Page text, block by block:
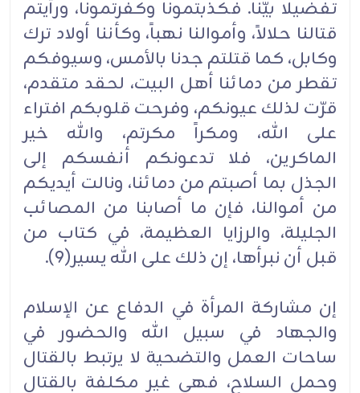
تفضيلا بيّنا. فكذبتمونا وكفرتمونا، ورأيتم
قتالنا حلالاً، وأموالنا نهباً، وكأننا أولاد ترك
وكابل، كما قتلتم جدنا بالأمس، وسيوفكم
تقطر من دمائنا أهل البيت، لحقد متقدم،
قرّت لذلك عيونكم، وفرحت قلوبكم افتراء
على الله، ومكراً مكرتم، والله خير
الماكرين، فلا تدعونكم أنفسكم إلى
الجذل بما أصبتم من دمائنا، ونالت أيديكم
من أموالنا، فإن ما أصابنا من المصائب
الجليلة، والرزايا العظيمة، في كتاب من
قبل أن نبرأها، إن ذلك على الله يسير(9).
إن مشاركة المرأة في الدفاع عن الإسلام
والجهاد في سبيل الله والحضور في
ساحات العمل والتضحية لا يرتبط بالقتال
وحمل السلاح، فهي غير مكلفة بالقتال